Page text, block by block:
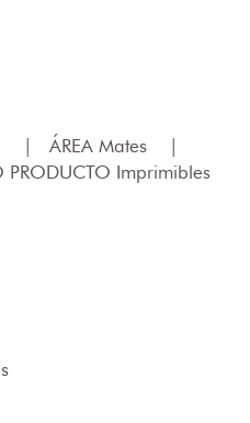
| ÁREA Mates
|
PRODUCTO Imprimibles